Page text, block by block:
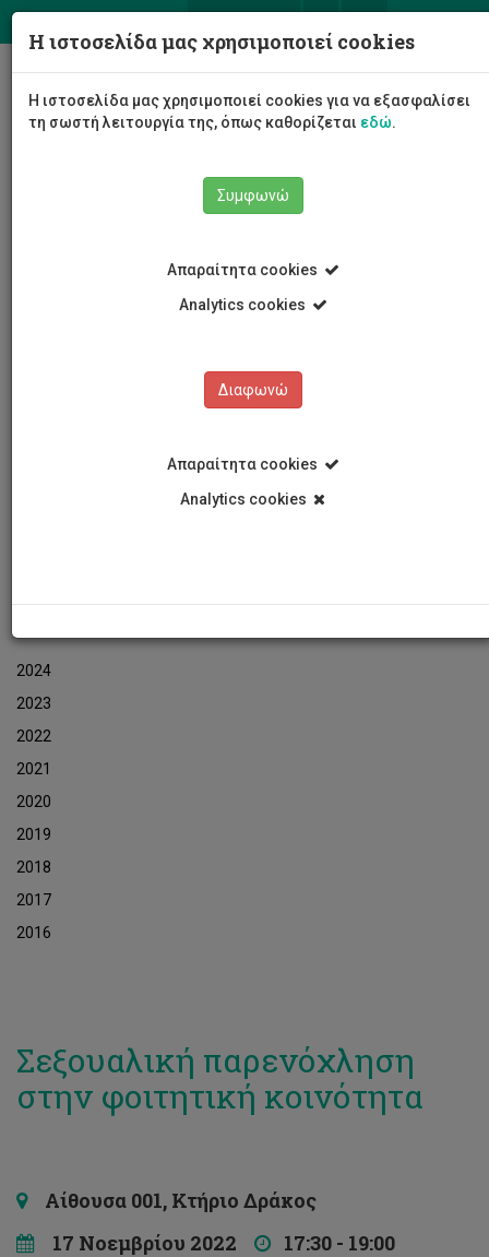
2024
2023
2022
2021
2020
2019
2018
2017
2016
Σεξουαλική παρενόχληση
στην φοιτητική κοινότητα
Αίθουσα 001, Κτήριο Δράκος
17 Νοεμβρίου 2022
17:30 - 19:00
Η ιστοσελίδα μας χρησιμοποιεί cookies
Η ιστοσελίδα μας χρησιμοποιεί cookies για να εξασφαλίσει
τη σωστή λειτουργία της, όπως καθορίζεται εδώ.
Συμφωνώ
Απαραίτητα cookies
Analytics cookies
Διαφωνώ
Απαραίτητα cookies
Analytics cookies